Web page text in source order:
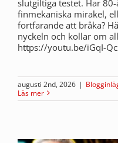
slutgiltiga testet. Har
finmekaniska mirakel,
fortfarande att bråka?
nyckeln och kollar om
https://youtu.be/iGqI-
augusti 2nd, 2026 |
Läs mer